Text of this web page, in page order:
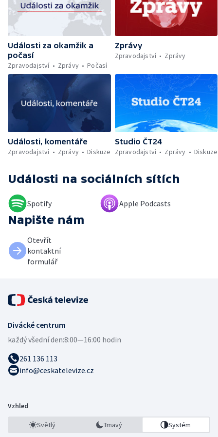
trajektu v Indonésii — Policejní dohled nad
Let It Roll — Byznys kolem rozluček se
svobodou — Den obětí romského
holocaustu — Sucho a nedostatek vody —
Dopravní komplikace v Ostravě —
Rekonstrukce vily Marty po požáru
Události za okamžik a
počasí
Zpravodajství
Zprávy Počasí
Zprávy
Zpravodajství
Zprávy
Události, komentáře
Zpravodajství
Zprávy Diskuze
Studio ČT24
Zpravodajství
Zprávy Diskuze
Události na sociálních sítích
Spotify Apple Podcasts
Napište nám
Otevřít
kontaktní
formulář
Divácké centrum
každý všední den:8:00—16:00 hodin
261 136 113
info@ceskatelevize.cz
Vzhled
Světlý Tmavý Systém